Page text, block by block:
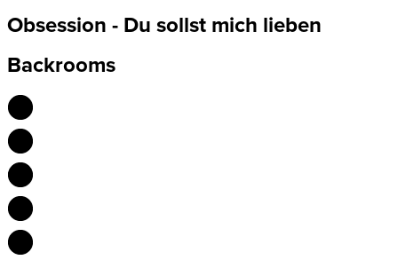
Obsession - Du sollst mich lieben
Backrooms